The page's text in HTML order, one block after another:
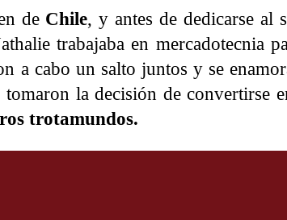
deChile, y antes de dedicarse al
trabajaba en mercadotecnia
a cabo un salto juntos y se
tomaron la decisión de convertirse
trotamundos.